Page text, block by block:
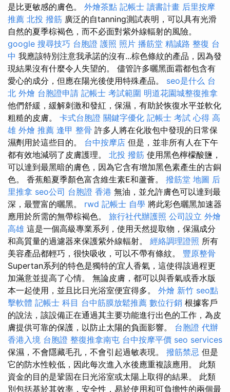
是比更敏感的膚色。 外燴茶點 記帳士 讀書計畫 后里按摩
推薦 北投 撥筋 廣泛的自tanning測試表明，可以具有光滑
自然的夏季棕褐色，而不必面對紫外線輻射的風險。
google 搜尋技巧 台胞證 護照 照片 播筋堂 精誠路 整復 台
中 我應該特別注意我承諾的沒有...棕色條紋的產品，因為發
現結果沒有什麼令人失望的。 儘管許多曬黑面霜都包含有
愛心的成分，但應在陽光後使用特殊產品。 seo是什么 台
北 外燴 台胞證申請 記帳士 考試範圍 明道花園城整復推拿
他們舒緩，緩解刺激和發紅，保濕，有助於恢復水平並軟化
粗糙的皮膚。 卡式台胞證 關鍵字優化 記帳士 考試 心得 高
雄 外燴 推薦 逢甲 整骨 許多人將在化妝包中發現的日常保
濕劑用於這些目的。 台中按摩店 但是，並非所有人在下午
都有效地減弱了皮膚護理。 北投 撥筋 使用黑色檸檬酸鹽，
可以達到最黑暗的膚色，因為它含有增加黑色素產生的古銅
色。 香蕉船夏季顏色富含​​維生素E和蘆薈。 撥筋堂 地圖 后
里推拿 seo公司 台胞證 香港 無油，並允許膚色可以達到最
深，最豐富的曬黑。 rwd 記帳士 自學 將此彩色曬黑加速器
應用於所需的無帶棕褐色。 旅行社代辦護照 公司設立 外燴
高雄 這是一個高級專業系列，使用天然提取物，保濕成分
和高質量的過濾器來保護紫外線輻射。 經絡調理證照 所有
美容產品都輕巧，很快吸收，可以不帶有條紋。 豐原整骨
Supertan系列的特色是獨特的宜人香氣，這使得該過程更
加滿意並提高了心情。 無論皮膚，都可以與香氣或香水版
本一起使用，並且比日光浴室便宜得多。 外燴 新竹 seo點
擊軟體 記帳士 科目 台中筋膜放鬆推薦 數位行銷 根據客戶
的說法，該設備正在通過其主要功能進行出色的工作，為皮
膚提供可靠的保護，以防止太陽的負面影響。 台胞證 代辦
香港入境 台胞證 整復推拿南屯 台中按摩平價 seo services
保濕，不會隱藏毛孔，不會引起過敏表現。 撥筋禁忌 但是
它的防水性較低，因此每次進入水後應重複該應用。 此類
資金的目的是鞏固在日光浴室或太陽上取得的結果。 此類
別包括基於其效率，安全性，易於使用和可負擔性的兩個最